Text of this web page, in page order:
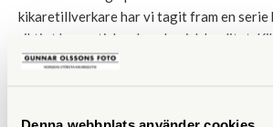
Denna webbplats använder cookies
kikaretillverkare har vi tagit fram en serie
riktigt bra optisk och mekanisk kvalitet.
specifikationer bestäms av oss här på